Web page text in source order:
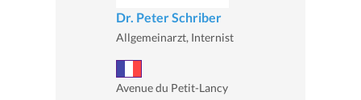
Dr. Peter Schriber
Allgemeinarzt, Internist
Avenue du Petit-Lancy